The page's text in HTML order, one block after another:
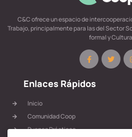
C&C ofrece un espacio de
Trabajo, principalmente para las del Sector
formal y
Enlaces Rápidos
Inicio
Comunidad Coop
Buenas Prácticas